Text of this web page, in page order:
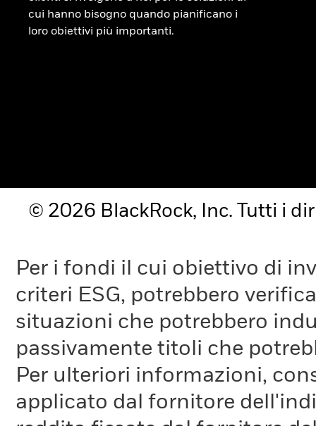
cui hanno bisogno quando pianificano i
loro obiettivi più importanti.
© 2026 BlackRock, Inc. Tutti i
Per i fondi il cui obiettivo di
criteri ESG, potrebbero
situazioni che potrebbero
passivamente titoli che
Per ulteriori informazioni,
applicato dal fornitore